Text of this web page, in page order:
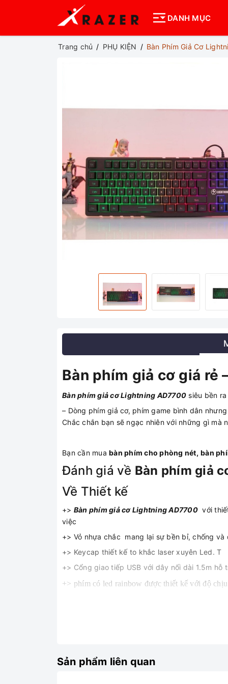
DANH MỤC
Trang chủ PHỤ KIỆN Bàn Phím Giả Cơ
Bàn phím giả cơ giá rẻ
Bàn phím giả cơ Lightning AD7700 siêu bền
– Dòng phím giả cơ, phím game bình dân
Chắc chắn bạn sẽ ngạc nhiên với những gì mà
Bạn cần mua bàn phím cho phòng nét, bàn
Đánh giá về Bàn phím giả
Về Thiết kế
+> Bàn phím giả cơ Lightning AD7700 với
việc
+> Vỏ nhựa chắc mang lại sự bền bỉ, chống và
+> Keycap thiết kế to khắc laser xuyên Led. T
+> Cổng giao tiếp USB với dây nối dài 1.5m hỗ
+> phím có led rainbow được thiết kế với độ
+> chống ghosting riêng cho chuỗi phím wasd
Sản phẩm liên quan